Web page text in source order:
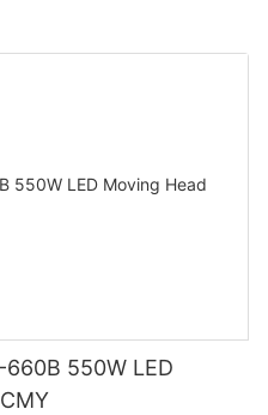
550W LED